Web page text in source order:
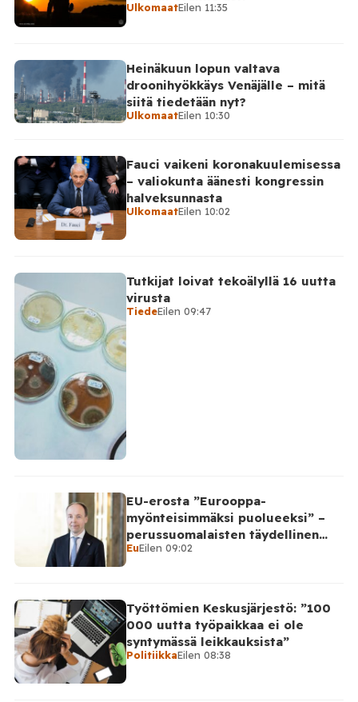
kaupunkiin sekä […]
UlkomaatEilen 11:35
Heinäkuun lopun valtava
droonihyökkäys Venäjälle – mitä
siitä tiedetään nyt?
UlkomaatEilen 10:30
Fauci vaikeni koronakuulemisessa
– valiokunta äänesti kongressin
halveksunnasta
UlkomaatEilen 10:02
Tutkijat loivat tekoälyllä 16 uutta
virusta
TiedeEilen 09:47
EU-erosta ”Eurooppa-
myönteisimmäksi puolueeksi” –
perussuomalaisten täydellinen
takinkääntö
EuEilen 09:02
Työttömien Keskusjärjestö: ”100
000 uutta työpaikkaa ei ole
syntymässä leikkauksista”
PolitiikkaEilen 08:38